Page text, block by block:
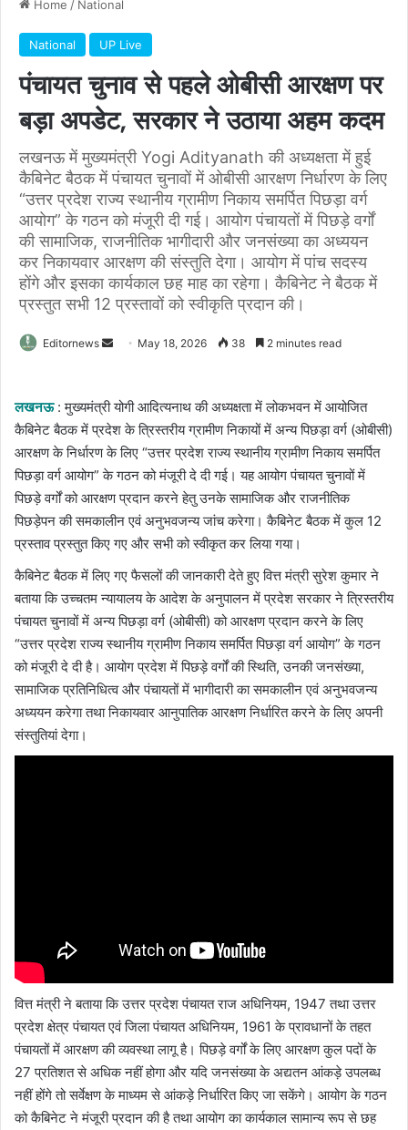
Home / National
National UP Live
पंचायत चुनाव से पहले ओबीसी आरक्षण पर
बड़ा अपडेट, सरकार ने उठाया अहम कदम
लखनऊ में मुख्यमंत्री Yogi Adityanath की अध्यक्षता में हुई
कैबिनेट बैठक में पंचायत चुनावों में ओबीसी आरक्षण निर्धारण के लिए
“उत्तर प्रदेश राज्य स्थानीय ग्रामीण निकाय समर्पित पिछड़ा वर्ग
आयोग” के गठन को मंजूरी दी गई। आयोग पंचायतों में पिछड़े वर्गों
की सामाजिक, राजनीतिक भागीदारी और जनसंख्या का अध्ययन
कर निकायवार आरक्षण की संस्तुति देगा। आयोग में पांच सदस्य
होंगे और इसका कार्यकाल छह माह का रहेगा। कैबिनेट ने बैठक में
प्रस्तुत सभी 12 प्रस्तावों को स्वीकृति प्रदान की।
Editornews
Send May 18, 2026 38 2 minutes read
लखनऊ : मुख्यमंत्री योगी आदित्यनाथ की अध्यक्षता में लोकभवन में आयोजित
कैबिनेट बैठक में प्रदेश के त्रिस्तरीय ग्रामीण निकायों में अन्य पिछड़ा वर्ग (ओबीसी)
आरक्षण के निर्धारण के लिए “उत्तर प्रदेश राज्य स्थानीय ग्रामीण निकाय समर्पित
पिछड़ा वर्ग आयोग” के गठन को मंजूरी दे दी गई। यह आयोग पंचायत चुनावों में
पिछड़े वर्गों को आरक्षण प्रदान करने हेतु उनके सामाजिक और राजनीतिक
पिछड़ेपन की समकालीन एवं अनुभवजन्य जांच करेगा। कैबिनेट बैठक में कुल 12
प्रस्ताव प्रस्तुत किए गए और सभी को स्वीकृत कर लिया गया।
कैबिनेट बैठक में लिए गए फैसलों की जानकारी देते हुए वित्त मंत्री सुरेश कुमार ने
बताया कि उच्चतम न्यायालय के आदेश के अनुपालन में प्रदेश सरकार ने त्रिस्तरीय
पंचायत चुनावों में अन्य पिछड़ा वर्ग (ओबीसी) को आरक्षण प्रदान करने के लिए
“उत्तर प्रदेश राज्य स्थानीय ग्रामीण निकाय समर्पित पिछड़ा वर्ग आयोग” के गठन
को मंजूरी दे दी है। आयोग प्रदेश में पिछड़े वर्गों की स्थिति, उनकी जनसंख्या,
सामाजिक प्रतिनिधित्व और पंचायतों में भागीदारी का समकालीन एवं अनुभवजन्य
अध्ययन करेगा तथा निकायवार आनुपातिक आरक्षण निर्धारित करने के लिए अपनी
संस्तुतियां देगा।
वित्त मंत्री ने बताया कि उत्तर प्रदेश पंचायत राज अधिनियम, 1947 तथा उत्तर
प्रदेश क्षेत्र पंचायत एवं जिला पंचायत अधिनियम, 1961 के प्रावधानों के तहत
पंचायतों में आरक्षण की व्यवस्था लागू है। पिछड़े वर्गों के लिए आरक्षण कुल पदों के
27 प्रतिशत से अधिक नहीं होगा और यदि जनसंख्या के अद्यतन आंकड़े उपलब्ध
नहीं होंगे तो सर्वेक्षण के माध्यम से आंकड़े निर्धारित किए जा सकेंगे। आयोग के गठन
को कैबिनेट ने मंजूरी प्रदान की है तथा आयोग का कार्यकाल सामान्य रूप से छह